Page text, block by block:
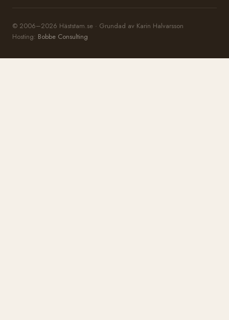
© 2006–2026 Häststam.se · Grundad av Karin Halvarsson
Hosting: Bobbe Consulting